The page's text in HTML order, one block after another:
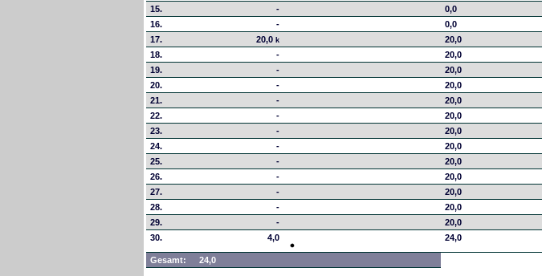
15.
-
0,0
16.
-
0,0
17.
20,0 k
20,0
18.
-
20,0
19.
-
20,0
20.
-
20,0
21.
-
20,0
22.
-
20,0
23.
-
20,0
24.
-
20,0
25.
-
20,0
26.
-
20,0
27.
-
20,0
28.
-
20,0
29.
-
20,0
30.
4,0 24,0
Gesamt: 24,0